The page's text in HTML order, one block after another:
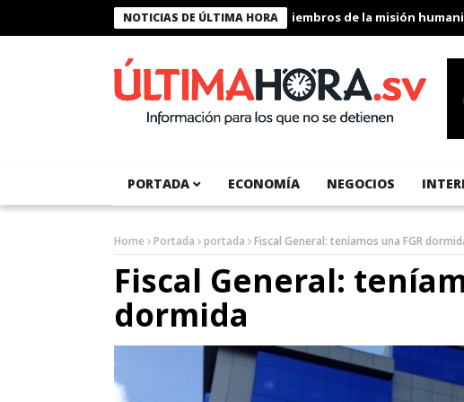
NOTICIAS DE ÚLTIMA HORA
Presidente Bukele condecora a miembros de la misión
PORTADA ECONOMÍA NEGOCIOS
Home Portada portada Fiscal General: teníamos una FGR
Fiscal General:
dormida